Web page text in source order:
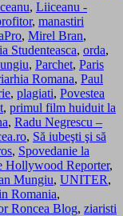
, Liiceanu -
, manastiri
, Mirel Bran,
Studenteasca, orda,
, Parchet, Paris
Romana, Paul
, plagiati, Povestea
, primul film huiduit la
, Radu Negrescu –
, Să iubeşti şi să
, Spovedanie la
Hollywood Reporter,
Mungiu, UNITER,
Romania,
Roncea Blog, ziaristi